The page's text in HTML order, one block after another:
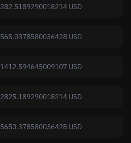
282.5189290018214 USD
565.0378580036428 USD
1412.594645009107 USD
2825.189290018214 USD
5650.378580036428 USD